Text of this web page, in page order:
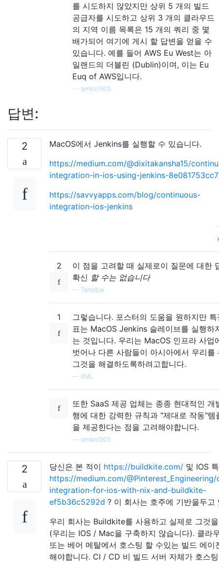
를 시도하지 않았지만 상위 5 개의 빌드
공급자를 시도하고 상위 3 개의 클라우드
의 지역 이름 목록은 15 개의 쿼리 중 몇
배가되어 여기에 게시 할 답변을 얻을 수
있습니다. 예를 들어 AWS Eu West는 아
일랜드의 더블린 (Dublin)이며, 이는 Eu
Euq of AWS입니다.
simbo1905
답변:
2
MacOS에서 Jenkins를 실행할 수 있습니다.
https://medium.com/@dixitakansha15/
integration-in-ios-using-jenkins-
https://savvyapps.com/blog/continuous-
integration-ios-jenkins
2
이 점을 고려할 때 실제로이 질문에 대한
확신 할 수는 없습니다
— Tensibai
1
그렇습니다. 포스터의 도움을 원하지만
표는 MacOS Jenkins 슬레이브를 실행하
는 것입니다. 우리는 MacOS 인프라 사업
벗어나 다른 사람들이 아시아에서 우리를
그것을 해결하도록하려고합니다.
— XML
또한 SaaS 제공 업체는 종종 현대적인 개
행에 대한 강력한 규칙과 "제대로 작동"템
을 제공한다는 점을 고려해야합니다.
simbo1905
2 당신은 본 적이 https://buildkite.com/ 및 IOS
https://medium.com/
integration-for-ios-with-nix-and-buildkite-
ef5b36c5292d ? 이 회사는 호주에 기반을두고
우리 회사는 Buildkite를 사용하고 실제로 그것
(우리는 IOS / Mac을 구축하지 않습니다). 클라
또는 베어 메탈에서 호스팅 할 수있는 빌드 에이
해야합니다. CI / CD 비 빌드 서버 자체가 호스